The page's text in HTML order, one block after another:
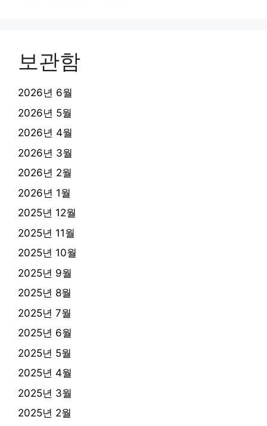
보관함
2026년 6월
2026년 5월
2026년 4월
2026년 3월
2026년 2월
2026년 1월
2025년 12월
2025년 11월
2025년 10월
2025년 9월
2025년 8월
2025년 7월
2025년 6월
2025년 5월
2025년 4월
2025년 3월
2025년 2월